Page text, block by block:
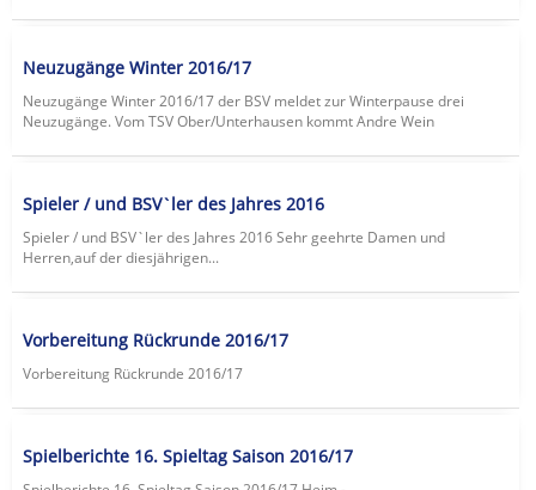
Neuzugänge Winter 2016/17
Neuzugänge Winter 2016/17 der BSV meldet zur Winterpause drei
Neuzugänge. Vom TSV Ober/Unterhausen kommt Andre Wein
Spieler / und BSV`ler des Jahres 2016
Spieler / und BSV`ler des Jahres 2016 Sehr geehrte Damen und
Herren,auf der diesjährigen...
Vorbereitung Rückrunde 2016/17
Vorbereitung Rückrunde 2016/17
Spielberichte 16. Spieltag Saison 2016/17